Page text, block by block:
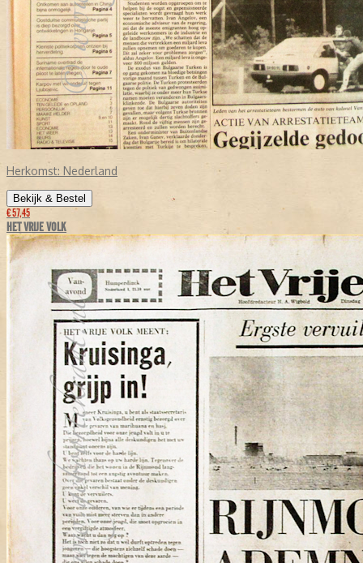
Herkomst: Nederland
Bekijk & Bestel
€ 57,45
HET VRIJE VOLK